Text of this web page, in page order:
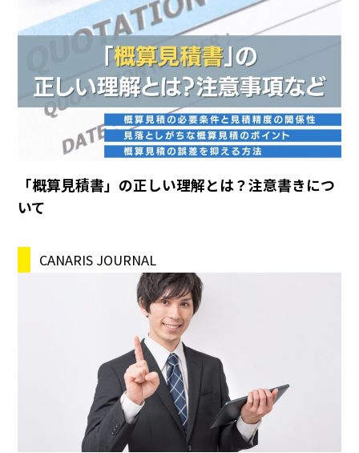
「概算見積書」の正しい理解とは？注意書きにつ
いて
CANARIS JOURNAL